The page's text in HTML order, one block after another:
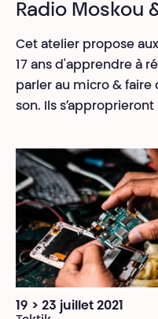
Radio Moskou
Cet atelier propose
17 ans d'apprendre à
parler au micro & faire
son. Ils
19 > 23 juillet 2021